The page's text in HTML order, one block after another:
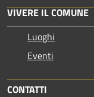
VIVERE IL COMUNE
Luoghi
Eventi
CONTATTI